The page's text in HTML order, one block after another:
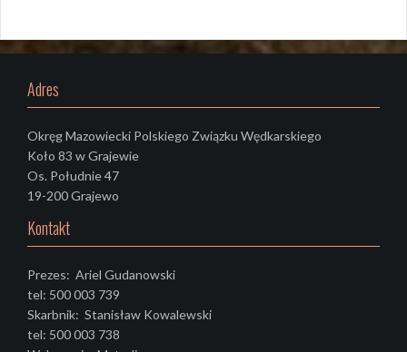
Adres
Okręg Mazowiecki Polskiego Związku Wędkarskiego
Koło 83 w Grajewie
Os. Południe 47
19-200 Grajewo
Kontakt
Prezes: Ariel Gudanowski
tel: 500 003 739
Skarbnik: Stanisław Kowalewski
tel: 500 003 738